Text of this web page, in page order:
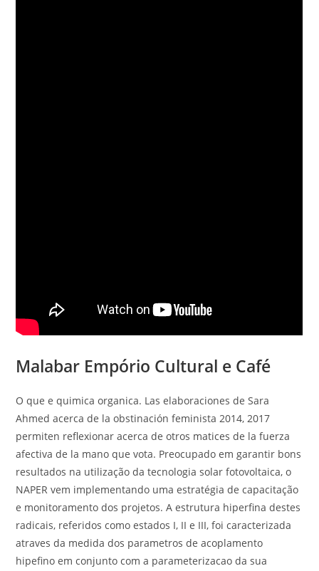
Malabar Empório Cultural e Café
O que e quimica organica. Las elaboraciones de Sara
Ahmed acerca de la obstinación feminista 2014, 2017
permiten reflexionar acerca de otros matices de la fuerza
afectiva de la mano que vota. Preocupado em garantir bons
resultados na utilização da tecnologia solar fotovoltaica, o
NAPER vem implementando uma estratégia de capacitação
e monitoramento dos projetos. A estrutura hiperfina destes
radicais, referidos como estados I, II e III, foi caracterizada
atraves da medida dos parametros de acoplamento
hipefino em conjunto com a parameterizacao da sua